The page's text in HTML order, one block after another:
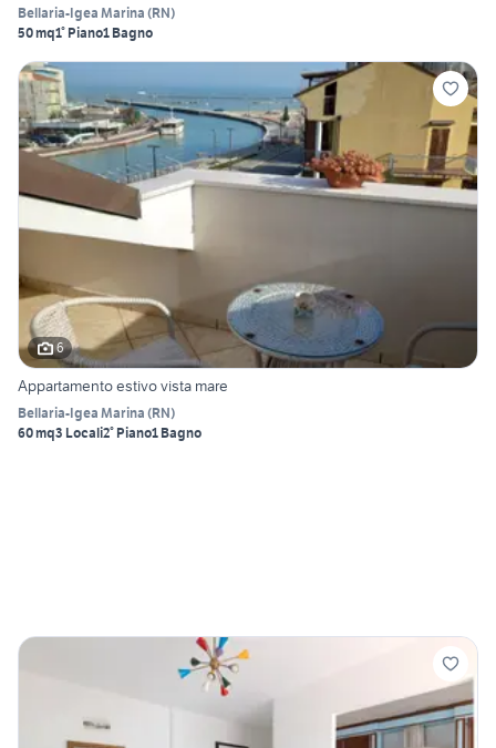
Bellaria-Igea Marina (RN)
50 mq1° Piano1 Bagno
6
Appartamento estivo vista mare
Bellaria-Igea Marina (RN)
60 mq3 Locali2° Piano1 Bagno